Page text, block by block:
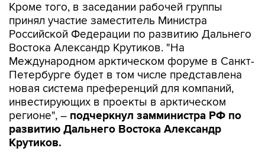
Кроме того, в заседании рабочей группы
принял участие заместитель Министра
Российской Федерации по развитию Дальнего
Востока Александр Крутиков. "На
Международном арктическом форуме в Санкт-
Петербурге будет в том числе представлена
новая система преференций для компаний,
инвестирующих в проекты в арктическом
регионе", – подчеркнул замминистра РФ по
развитию Дальнего Востока Александр
Крутиков.